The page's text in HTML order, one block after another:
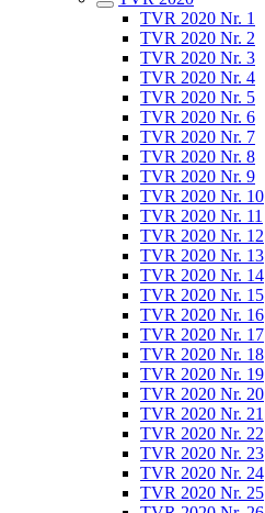
TVR 2020 Nr. 1
TVR 2020 Nr. 2
TVR 2020 Nr. 3
TVR 2020 Nr. 4
TVR 2020 Nr. 5
TVR 2020 Nr. 6
TVR 2020 Nr. 7
TVR 2020 Nr. 8
TVR 2020 Nr. 9
TVR 2020 Nr. 10
TVR 2020 Nr. 11
TVR 2020 Nr. 12
TVR 2020 Nr. 13
TVR 2020 Nr. 14
TVR 2020 Nr. 15
TVR 2020 Nr. 16
TVR 2020 Nr. 17
TVR 2020 Nr. 18
TVR 2020 Nr. 19
TVR 2020 Nr. 20
TVR 2020 Nr. 21
TVR 2020 Nr. 22
TVR 2020 Nr. 23
TVR 2020 Nr. 24
TVR 2020 Nr. 25